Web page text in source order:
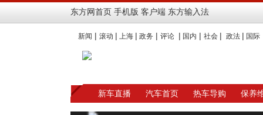
东方网首页 手机版 客户端 东方输入法
新闻 | 滚动 | 上海 | 政务 | 评论 | 国内 | 社会 | 政法 | 国际
新车直播 汽车首页 热车导购 保养